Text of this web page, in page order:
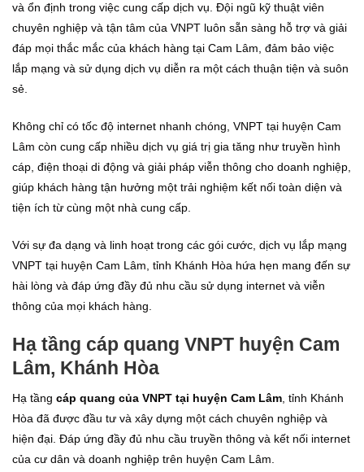
và ổn định trong việc cung cấp dịch vụ. Đội ngũ kỹ thuật viên
chuyên nghiệp và tận tâm của VNPT luôn sẵn sàng hỗ trợ và giải
đáp mọi thắc mắc của khách hàng tại Cam Lâm, đảm bảo việc
lắp mạng và sử dụng dịch vụ diễn ra một cách thuận tiện và suôn
sẻ.
Không chỉ có tốc độ internet nhanh chóng, VNPT tại huyện Cam
Lâm còn cung cấp nhiều dịch vụ giá trị gia tăng như truyền hình
cáp, điện thoại di động và giải pháp viễn thông cho doanh nghiệp,
giúp khách hàng tận hưởng một trải nghiệm kết nối toàn diện và
tiện ích từ cùng một nhà cung cấp.
Với sự đa dạng và linh hoạt trong các gói cước, dịch vụ lắp mạng
VNPT tại huyện Cam Lâm, tỉnh Khánh Hòa hứa hẹn mang đến sự
hài lòng và đáp ứng đầy đủ nhu cầu sử dụng internet và viễn
thông của mọi khách hàng.
Hạ tầng cáp quang VNPT huyện Cam
Lâm, Khánh Hòa
Hạ tầng cáp quang của VNPT tại huyện Cam Lâm , tỉnh Khánh
Hòa đã được đầu tư và xây dựng một cách chuyên nghiệp và
hiện đại. Đáp ứng đầy đủ nhu cầu truyền thông và kết nối internet
của cư dân và doanh nghiệp trên huyện Cam Lâm.